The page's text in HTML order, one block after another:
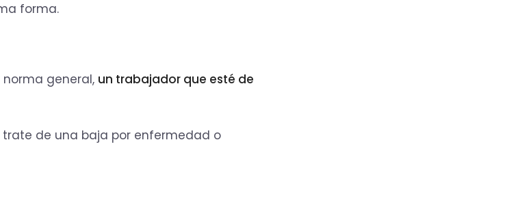
forma.
general, un trabajador que esté de
de una baja por enfermedad o